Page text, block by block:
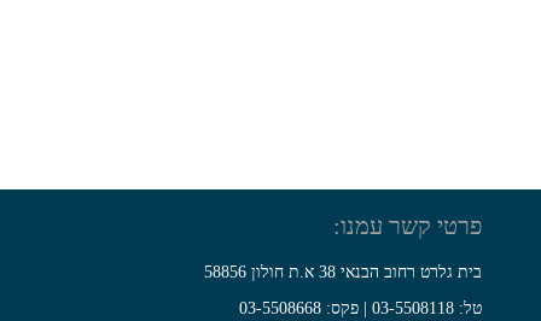
פרטי קשר עמנו:
בית גלרט רחוב הבנאי 38 א.ת חולון 58856
טל: 03-5508118 | פקס: 03-5508668